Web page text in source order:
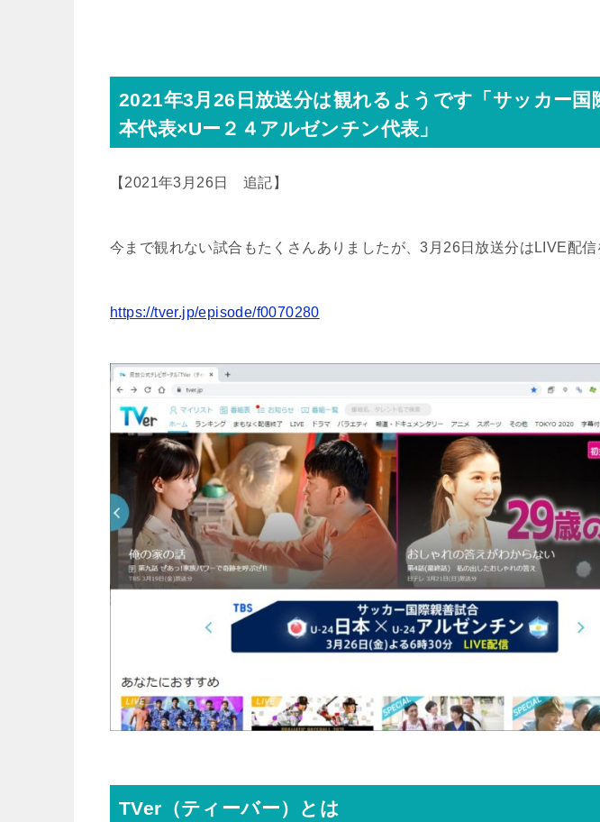
2021年3月26日放送分は観れるようです「サッカー
本代表×Uー２４アルゼンチン代表」
【2021年3月26日 追記】
今まで観れない試合もたくさんありましたが、3月26日放送分はLIVE配信
https://tver.jp/episode/f0070280
TVer（ティーバー）とは